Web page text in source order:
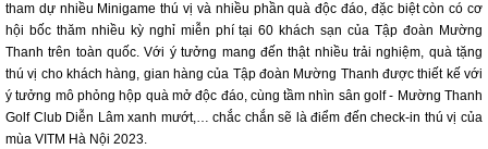
tham dự nhiều Minigame thú vị và nhiều phần quà độc đáo, đặc biệt còn có cơ
hội bốc thăm nhiều kỳ nghỉ miễn phí tại 60 khách sạn của Tập đoàn Mường
Thanh trên toàn quốc. Với ý tưởng mang đến thật nhiều trải nghiệm, quà tặng
thú vị cho khách hàng, gian hàng của Tập đoàn Mường Thanh được thiết kế với
ý tưởng mô phỏng hộp quà mở độc đáo, cùng tầm nhìn sân golf - Mường Thanh
Golf Club Diễn Lâm xanh mướt,… chắc chắn sẽ là điểm đến check-in thú vị của
mùa VITM Hà Nội 2023.